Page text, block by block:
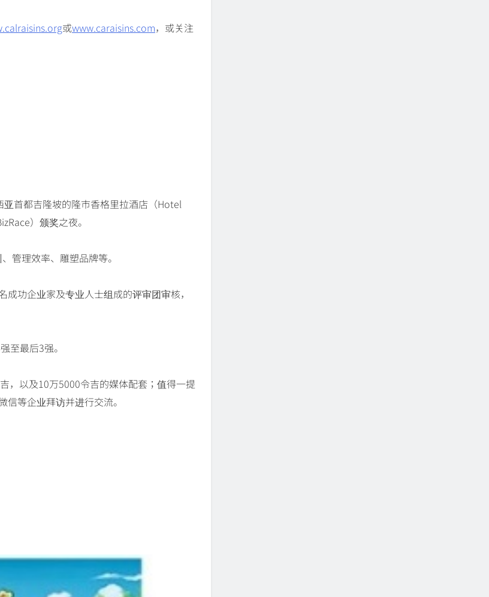
或www.caraisins.com，或关注
首都吉隆坡的隆市香格里拉酒店（Hotel
）颁奖之夜。
管理效率、雕塑品牌等。
功企业家及专业人士组成的评审团审核，
至最后3强。
，以及10万5000令吉的媒体配套；值得一提
等企业拜访并进行交流。